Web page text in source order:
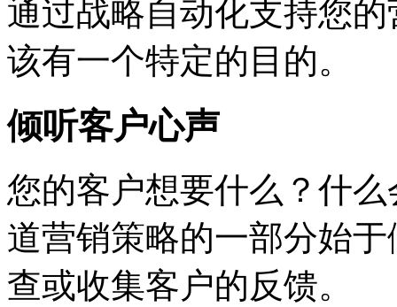
通过战略自动化支持您
该有一个特定的目的。
倾听客户心声
您的客户想要什么？什
道营销策略的一部分始
查或收集客户的反馈。